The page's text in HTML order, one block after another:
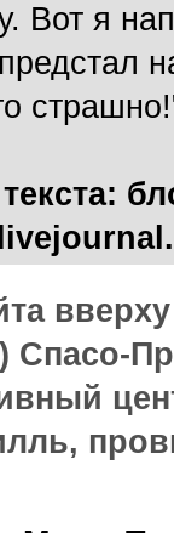
Вот я
Спасо-